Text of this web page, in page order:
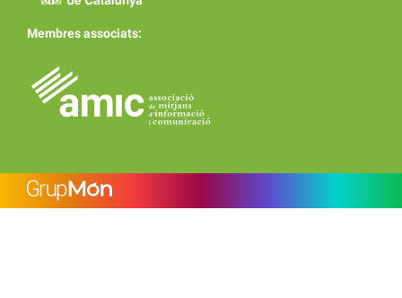
Membres associats: